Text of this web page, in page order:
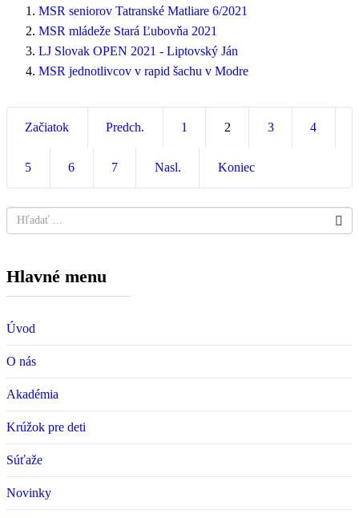
MSR seniorov Tatranské Matliare 6/2021
MSR mládeže Stará Ľubovňa 2021
LJ Slovak OPEN 2021 - Liptovský Ján
MSR jednotlivcov v rapid šachu v Modre
Začiatok Predch. 1 2 3 4
5 6 7 Nasl. Koniec
Hlavné menu
Úvod
O nás
Akadémia
Krúžok pre deti
Súťaže
Novinky